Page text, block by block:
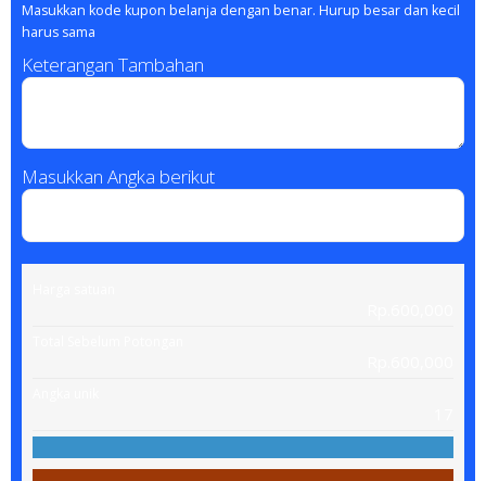
Masukkan kode kupon belanja dengan benar. Hurup besar dan kecil
harus sama
Keterangan Tambahan
Masukkan Angka berikut